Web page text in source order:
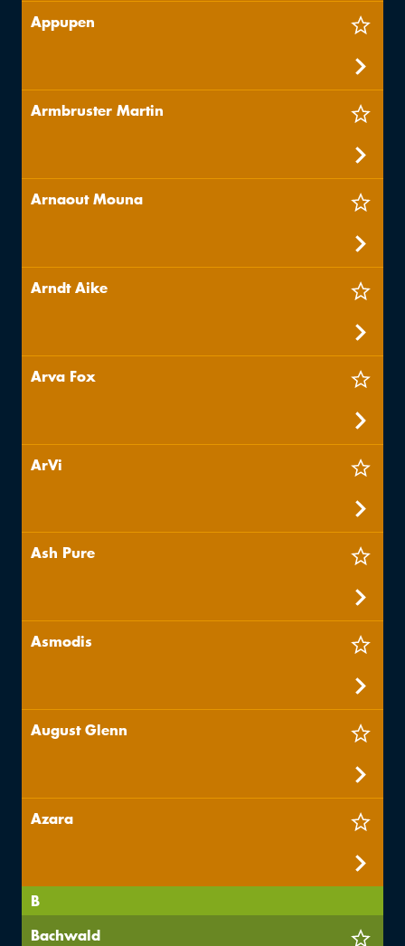
Appupen
Armbruster Martin
Arnaout Mouna
Arndt Aike
Arva Fox
ArVi
Ash Pure
Asmodis
August Glenn
Azara
B
Bachwald